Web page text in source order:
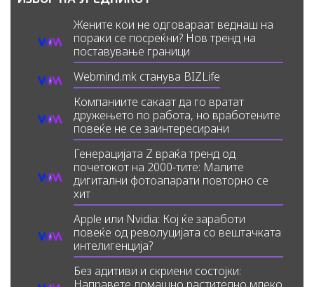
Жените кои не одговараат веднаш на
пораки се посреќни? Нов тренд на
поставување граници
Webmind.mk станува BIZLife
Компаниите сакаат да го вратат
дружењето по работа, но вработените
повеќе не се заинтересирани
Генерацијата Z враќа тренд од
почетокот на 2000-тите: Малите
дигитални фотоапарати повторно се
хит
Apple или Nvidia: Кој ќе заработи
повеќе од револуцијата со вештачката
интелигенција?
Без адитиви и скриени состојки: